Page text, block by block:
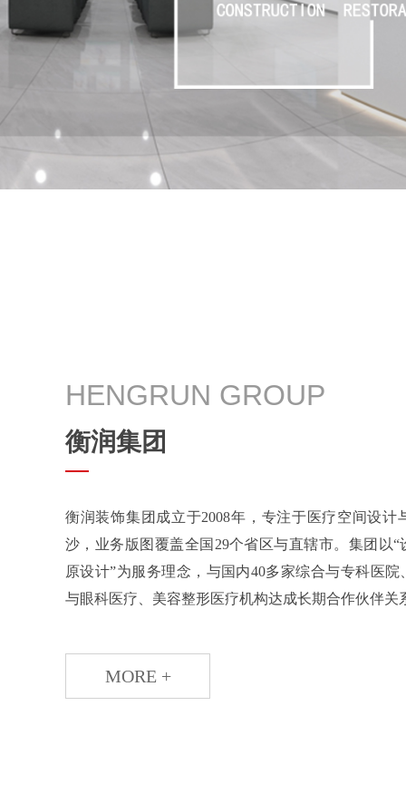
2
HENGRUN GROUP
衡润集团
衡润装饰集团成立于2008年，专注于医疗空间设计
沙，业务版图覆盖全国29个省区与直辖市。集团以
原设计”为服务理念，与国内40多家综合与专科医
与眼科医疗、美容整形医疗机构达成长期合作伙伴关
MORE +